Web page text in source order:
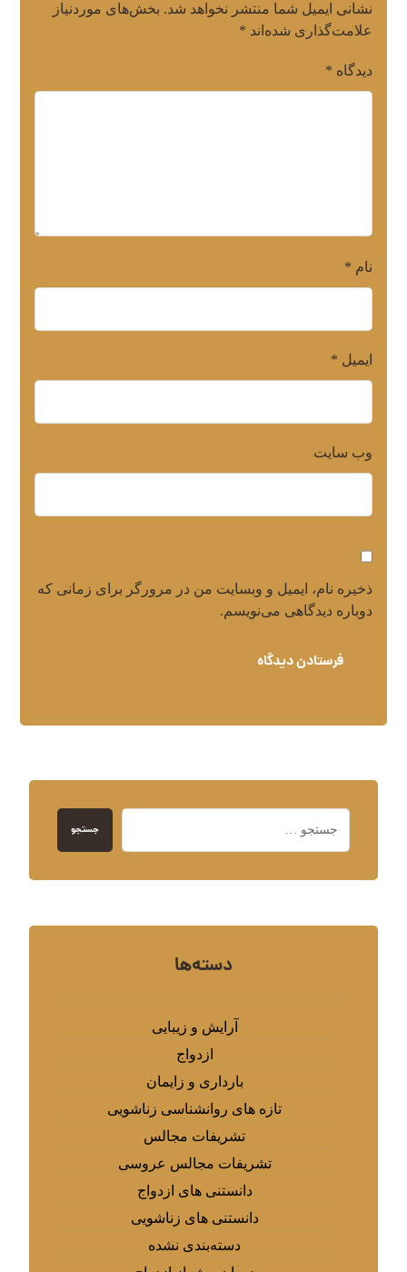
نشانی ایمیل شما منتشر نخواهد شد. بخش‌های موردنیاز
علامت‌گذاری شده‌اند *
دیدگاه *
نام *
ایمیل *
وب‌ سایت
ذخیره نام، ایمیل و وبسایت من در مرورگر برای زمانی که
دوباره دیدگاهی می‌نویسم.
فرستادن دیدگاه
جستجو
دسته‌ها
آرایش و زیبایی
ازدواج
بارداری و زایمان
تازه های روانشناسی زناشویی
تشریفات مجالس
تشریفات مجالس عروسی
دانستنی های ازدواج
دانستنی های زناشویی
دسته‌بندی نشده